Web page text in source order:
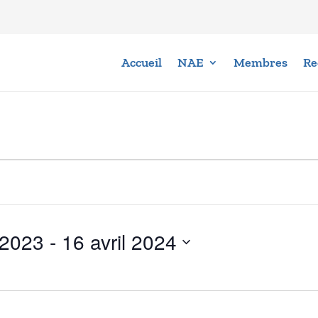
Accueil NAE Membres
- 16 avril 2024